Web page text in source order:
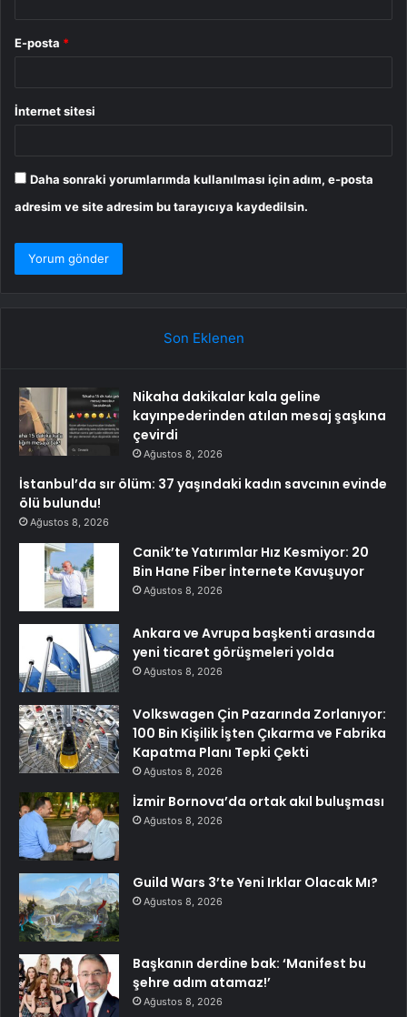
E-posta *
İnternet sitesi
Daha sonraki yorumlarımda kullanılması için adım, e-posta
adresim ve site adresim bu tarayıcıya kaydedilsin.
Son Eklenen
Nikaha dakikalar kala geline
kayınpederinden atılan mesaj şaşkına
çevirdi
Ağustos 8, 2026
İstanbul’da sır ölüm: 37 yaşındaki kadın savcının evinde
ölü bulundu!
Ağustos 8, 2026
Canik’te Yatırımlar Hız Kesmiyor: 20
Bin Hane Fiber İnternete Kavuşuyor
Ağustos 8, 2026
Ankara ve Avrupa başkenti arasında
yeni ticaret görüşmeleri yolda
Ağustos 8, 2026
Volkswagen Çin Pazarında Zorlanıyor:
100 Bin Kişilik İşten Çıkarma ve Fabrika
Kapatma Planı Tepki Çekti
Ağustos 8, 2026
İzmir Bornova’da ortak akıl buluşması
Ağustos 8, 2026
Guild Wars 3’te Yeni Irklar Olacak Mı?
Ağustos 8, 2026
Başkanın derdine bak: ‘Manifest bu
şehre adım atamaz!’
Ağustos 8, 2026